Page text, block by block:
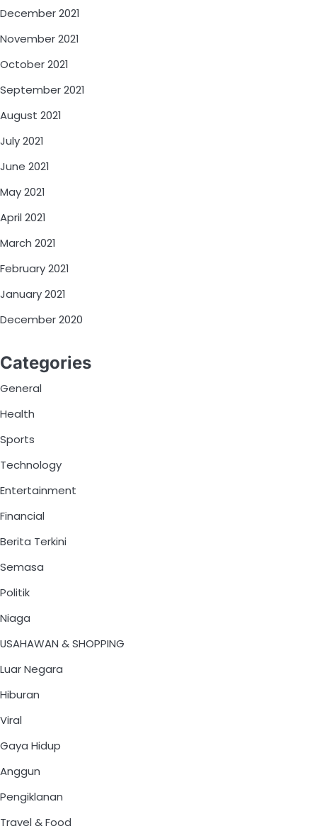
December 2021
November 2021
October 2021
September 2021
August 2021
July 2021
June 2021
May 2021
April 2021
March 2021
February 2021
January 2021
December 2020
Categories
General
Health
Sports
Technology
Entertainment
Financial
Berita Terkini
Semasa
Politik
Niaga
USAHAWAN & SHOPPING
Luar Negara
Hiburan
Viral
Gaya Hidup
Anggun
Pengiklanan
Travel & Food